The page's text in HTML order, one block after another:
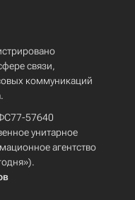
связи,
коммуникаций
57640
унитарное
агентство